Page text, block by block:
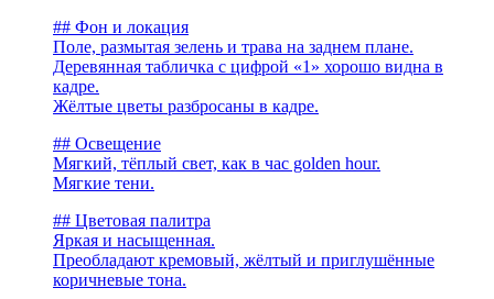
## Фон и локация
Поле, размытая зелень и трава на заднем плане.
Деревянная табличка с цифрой «1» хорошо видна в
кадре.
Жёлтые цветы разбросаны в кадре.
## Освещение
Мягкий, тёплый свет, как в час golden hour.
Мягкие тени.
## Цветовая палитра
Яркая и насыщенная.
Преобладают кремовый, жёлтый и приглушённые
коричневые тона.